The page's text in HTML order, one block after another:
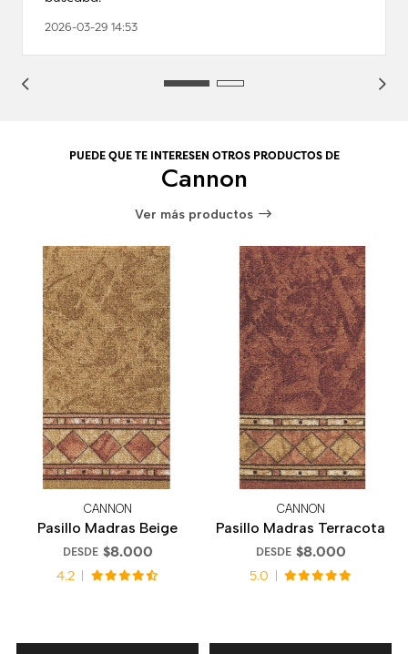
2026-03-29 14:53
PUEDE QUE TE INTERESEN OTROS PRODUCTOS DE
Cannon
Ver más productos
CANNON
Pasillo Madras Beige
DESDE $8.000
4.2
CANNON
Pasillo Madras Terracota
DESDE $8.000
5.0